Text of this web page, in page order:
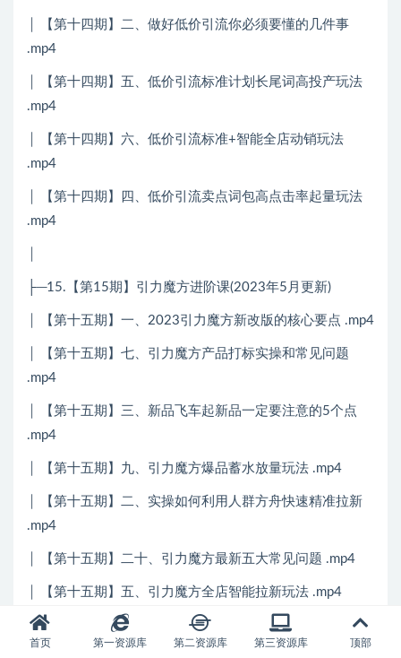
│ 【第十四期】二、做好低价引流你必须要懂的几件事
.mp4
│ 【第十四期】五、低价引流标准计划长尾词高投产玩法
.mp4
│ 【第十四期】六、低价引流标准+智能全店动销玩法
.mp4
│ 【第十四期】四、低价引流卖点词包高点击率起量玩法
.mp4
├─15.【第15期】引力魔方进阶课(2023年5月更新)
│ 【第十五期】一、2023引力魔方新改版的核心要点 .mp4
│ 【第十五期】七、引力魔方产品打标实操和常见问题
.mp4
│ 【第十五期】三、新品飞车起新品一定要注意的5个点
.mp4
│ 【第十五期】九、引力魔方爆品蓄水放量玩法 .mp4
│ 【第十五期】二、实操如何利用人群方舟快速精准拉新
.mp4
│ 【第十五期】二十、引力魔方最新五大常见问题 .mp4
│ 【第十五期】五、引力魔方全店智能拉新玩法 .mp4
│ 【第十五期】八、引力魔方核心功能三：爆款放量 .mp4
首页 第一资源库 第二资源库 第三资源库 顶部